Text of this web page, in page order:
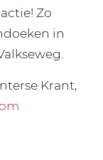
Zo
in
Krant,